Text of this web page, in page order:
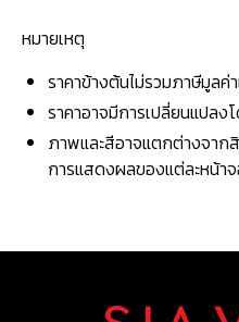
หมายเหตุ
ราคาข้างต้นไม่รวมภาษีมูลค่
ราคาอาจมีการเปลี่ยนแปลง
ภาพและสีอาจแตกต่างจาก
การแสดงผลของแต่ละหน้า